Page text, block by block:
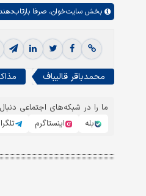
بخش سایت‌خوان، صرفا
محمدباقر قالیباف
ما را در شبکه‌های اجتماعی
بله
اینستاگرم